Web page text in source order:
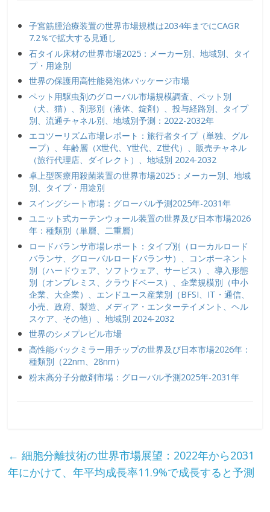
子宮筋腫治療装置の世界市場規模は2034年までにCAGR
7.2％で拡大する見通し
石タイル床材の世界市場2025：メーカー別、地域別、タイ
プ・用途別
世界の保護用高性能発泡体パッケージ市場
ペット用駆虫剤のグローバル市場規模調査、ペット別
（犬、猫）、剤形別（液体、錠剤）、投与経路別、タイプ
別、流通チャネル別、地域別予測：2022-2032年
エコツーリズム市場レポート：旅行者タイプ（単独、グル
ープ）、年齢層（X世代、Y世代、Z世代）、販売チャネル
（旅行代理店、ダイレクト）、地域別 2024-2032
卓上型医療用殺菌装置の世界市場2025：メーカー別、地域
別、タイプ・用途別
スイングシート市場：グローバル予測2025年-2031年
ユニット式カーテンウォール装置の世界及び日本市場2026
年：種類別（単層、二重層）
ロードバランサ市場レポート：タイプ別（ローカルロード
バランサ、グローバルロードバランサ）、コンポーネント
別（ハードウェア、ソフトウェア、サービス）、導入形態
別（オンプレミス、クラウドベース）、企業規模別（中小
企業、大企業）、エンドユース産業別（BFSI、IT・通信、
小売、政府、製造、メディア・エンターテイメント、ヘル
スケア、その他）、地域別 2024-2032
世界のシメプレビル市場
高性能バックミラー用チップの世界及び日本市場2026年：
種類別（22nm、28nm）
粉末高分子分散剤市場：グローバル予測2025年-2031年
← 細胞分離技術の世界市場展望：2022年から2031
年にかけて、年平均成長率11.9%で成長すると予測